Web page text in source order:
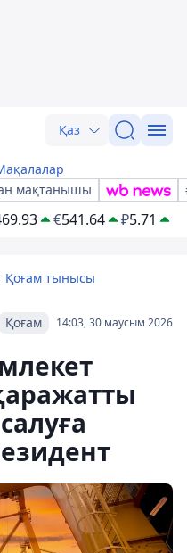
Қаз
мақтанышы
€541.64 ₽5.71
Қоғам тынысы
14:03, 30 маусым 2026
Қоғам